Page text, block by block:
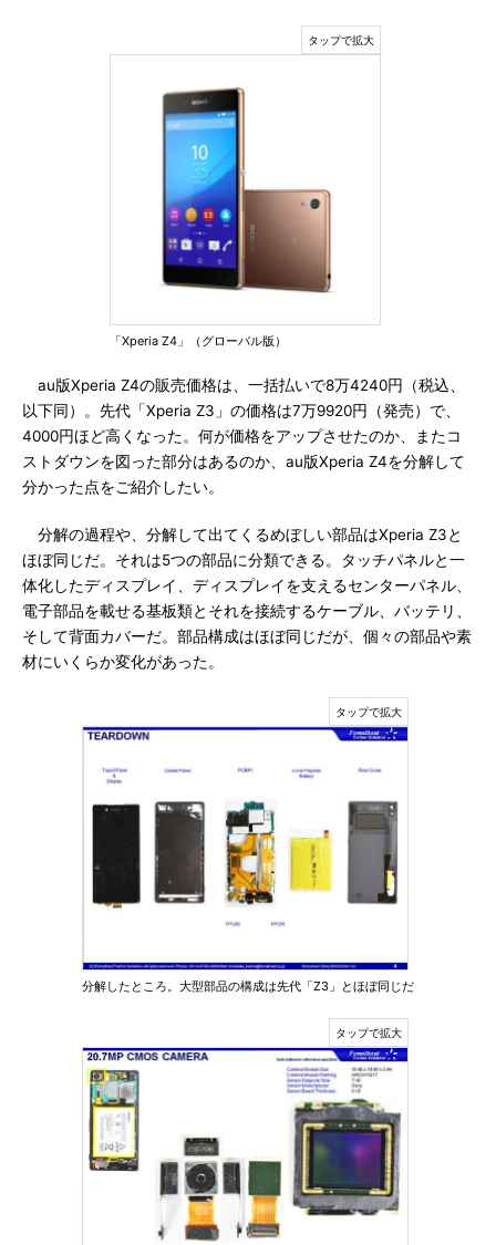
「Xperia Z4」（グローバル版）
au版Xperia Z4の販売価格は、一括払いで8万4240円（税込、
以下同）。先代「Xperia Z3」の価格は7万9920円（発売）で、
4000円ほど高くなった。何が価格をアップさせたのか、またコ
ストダウンを図った部分はあるのか、au版Xperia Z4を分解して
分かった点をご紹介したい。
分解の過程や、分解して出てくるめぼしい部品はXperia Z3と
ほぼ同じだ。それは5つの部品に分類できる。タッチパネルと一
体化したディスプレイ、ディスプレイを支えるセンターパネル、
電子部品を載せる基板類とそれを接続するケーブル、バッテリ、
そして背面カバーだ。部品構成はほぼ同じだが、個々の部品や素
材にいくらか変化があった。
分解したところ。大型部品の構成は先代「Z3」とほぼ同じだ